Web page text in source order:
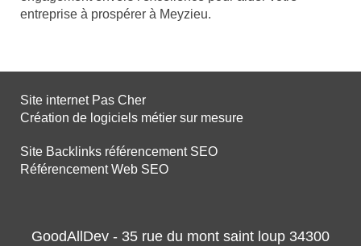
entreprise à prospérer à Meyzieu.
Site internet Pas Cher
Création de logiciels métier sur mesure
Site Backlinks référencement SEO
Référencement Web SEO
GoodAllDev - 35 rue du mont saint loup 34300